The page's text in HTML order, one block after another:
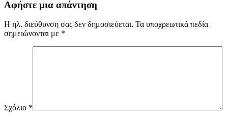
Αφήστε μια απάντηση
Η ηλ. διεύθυνση σας δεν δημοσιεύεται. Τα υποχρεωτικά πεδία
σημειώνονται με *
Σχόλιο *